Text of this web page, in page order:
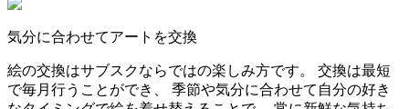
気分に合わせてアートを交換
絵の交換はサブスクならではの楽しみ方です。 交換は最短
で毎月行うことができ、 季節や気分に合わせて自分の好き